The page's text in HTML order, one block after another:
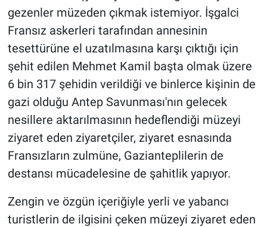
gezenler müzeden çıkmak istemiyor. İşgalci
Fransız askerleri tarafından annesinin
tesettürüne el uzatılmasına karşı çıktığı için
şehit edilen Mehmet Kamil başta olmak üzere
6 bin 317 şehidin verildiği ve binlerce kişinin de
gazi olduğu Antep Savunması'nın gelecek
nesillere aktarılmasının hedeflendiği müzeyi
ziyaret eden ziyaretçiler, ziyaret esnasında
Fransızların zulmüne, Gazianteplilerin de
destansı mücadelesine de şahitlik yapıyor.
Zengin ve özgün içeriğiyle yerli ve yabancı
turistlerin de ilgisini çeken müzeyi ziyaret eden